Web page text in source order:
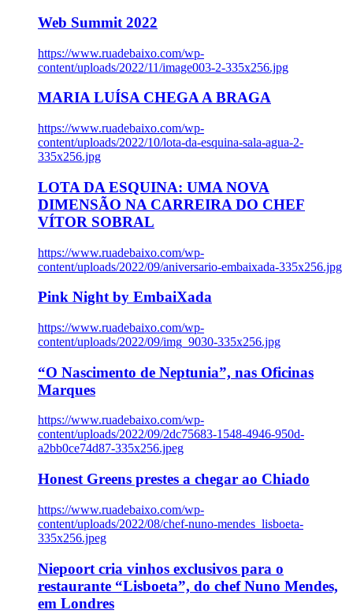
Web Summit 2022
https://www.ruadebaixo.com/wp-
content/uploads/2022/11/image003-2-335x256.jpg
MARIA LUÍSA CHEGA A BRAGA
https://www.ruadebaixo.com/wp-
content/uploads/2022/10/lota-da-esquina-sala-agua-2-
335x256.jpg
LOTA DA ESQUINA: UMA NOVA
DIMENSÃO NA CARREIRA DO CHEF
VÍTOR SOBRAL
https://www.ruadebaixo.com/wp-
content/uploads/2022/09/aniversario-embaixada-335x256.jpg
Pink Night by EmbaiXada
https://www.ruadebaixo.com/wp-
content/uploads/2022/09/img_9030-335x256.jpg
“O Nascimento de Neptunia”, nas Oficinas
Marques
https://www.ruadebaixo.com/wp-
content/uploads/2022/09/2dc75683-1548-4946-950d-
a2bb0ce74d87-335x256.jpeg
Honest Greens prestes a chegar ao Chiado
https://www.ruadebaixo.com/wp-
content/uploads/2022/08/chef-nuno-mendes_lisboeta-
335x256.jpeg
Niepoort cria vinhos exclusivos para o
restaurante “Lisboeta”, do chef Nuno Mendes,
em Londres